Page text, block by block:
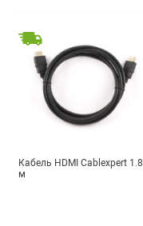
Кабель HDMI Cablexpert 1.8
м